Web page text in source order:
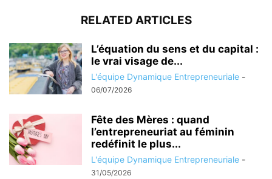
RELATED ARTICLES
L’équation du sens et du capital :
le vrai visage de...
L'équipe Dynamique Entrepreneuriale -
06/07/2026
Fête des Mères : quand
l’entrepreneuriat au féminin
redéfinit le plus...
L'équipe Dynamique Entrepreneuriale -
31/05/2026